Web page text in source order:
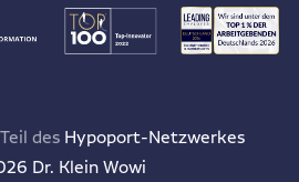
des Hypoport-Netzwerkes
Dr. Klein Wowi